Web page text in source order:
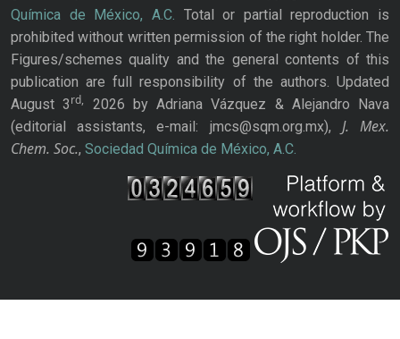
Química de México, A.C. Total or partial reproduction is
prohibited without written permission of the right holder. The
Figures/schemes quality and the general contents of this
publication are full responsibility of the authors. Updated
August 3rd,
2026 by Adriana Vázquez & Alejandro Nava
(editorial assistants, e-mail: jmcs@sqm.org.mx), J. Mex.
Chem. Soc., Sociedad Química de México, A.C.